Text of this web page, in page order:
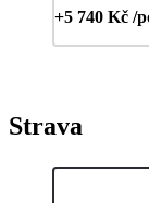
+5 740 Kč /
Strava